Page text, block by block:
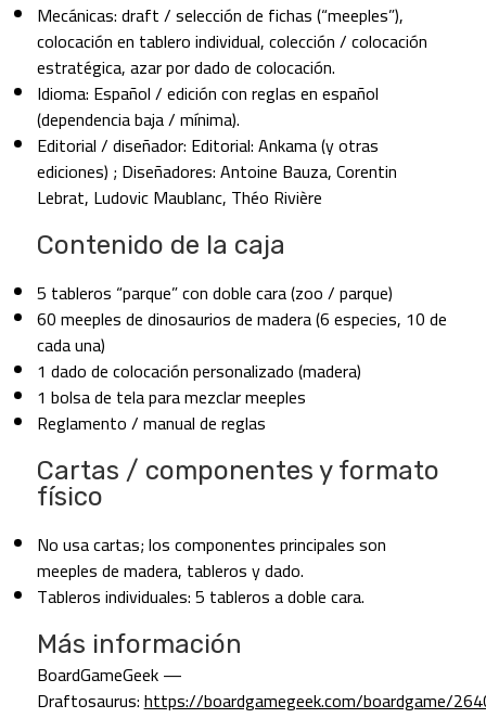
Mecánicas: draft / selección de fichas (“meeples”),
colocación en tablero individual, colección / colocación
estratégica, azar por dado de colocación.
Idioma: Español / edición con reglas en español
(dependencia baja / mínima).
Editorial / diseñador: Editorial: Ankama (y otras
ediciones) ; Diseñadores: Antoine Bauza, Corentin
Lebrat, Ludovic Maublanc, Théo Rivière
Contenido de la caja
5 tableros “parque” con doble cara (zoo / parque)
60 meeples de dinosaurios de madera (6 especies, 10 de
cada una)
1 dado de colocación personalizado (madera)
1 bolsa de tela para mezclar meeples
Reglamento / manual de reglas
Cartas / componentes y formato
físico
No usa cartas; los componentes principales son
meeples de madera, tableros y dado.
Tableros individuales: 5 tableros a doble cara.
Más información
BoardGameGeek —
Draftosaurus:https://boardgamegeek.com/boardgame/